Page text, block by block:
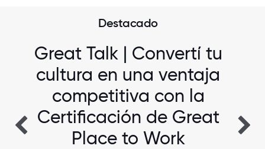
Destacado
Great Talk | Convertí tu
cultura en una ventaja
competitiva con la
Certificación de Great
Place to Work